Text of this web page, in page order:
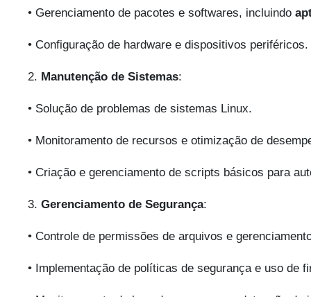
• Gerenciamento de pacotes e softwares, incluindo
• Configuração de hardware e dispositivos periféricos.
2. Manutenção de Sistemas:
• Solução de problemas de sistemas Linux.
• Monitoramento de recursos e otimização de
• Criação e gerenciamento de scripts básicos para
3. Gerenciamento de Segurança:
• Controle de permissões de arquivos e
• Implementação de políticas de segurança e uso de